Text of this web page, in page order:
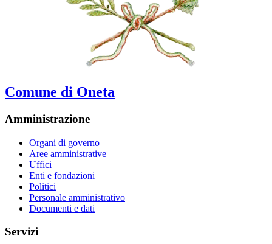
Comune di Oneta
Amministrazione
Organi di governo
Aree amministrative
Uffici
Enti e fondazioni
Politici
Personale amministrativo
Documenti e dati
Servizi